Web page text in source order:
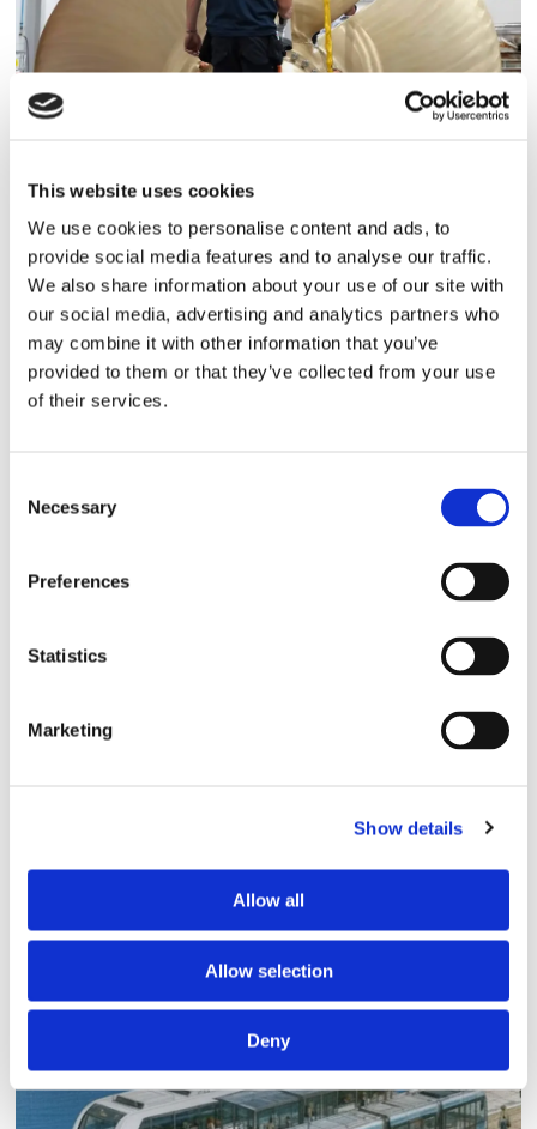
This website uses cookies
We use cookies to personalise content and ads, to
provide social media features and to analyse our traffic.
We also share information about your use of our site with
our social media, advertising and analytics partners who
may combine it with other information that you’ve
provided to them or that they’ve collected from your use
of their services.
Selection
Necessary
Preferences
Statistics
Marketing
Show details
Allow all
Allow selection
Deny
Maritime köper Berg
Propulsion
Sirius tar leverans av
Lars ”Lasse” Fransén